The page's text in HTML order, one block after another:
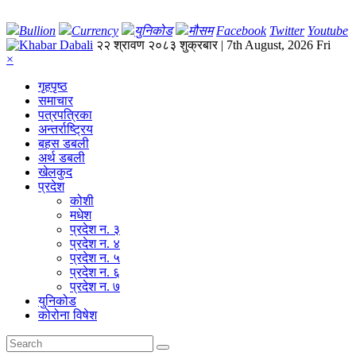
Bullion Currency युनिकोड मौसम Facebook Twitter Youtube
२२ श्रावण २०८३ शुक्रबार | 7th August, 2026 Fri
×
गृहपृष्‍ठ
समाचार
पत्रपत्रिका
अन्तर्राष्ट्रिय
बहस डबली
अर्थ डबली
खेलकुद
प्रदेश
कोशी
मधेश
प्रदेश न. ३
प्रदेश न. ४
प्रदेश न. ५
प्रदेश न. ६
प्रदेश न. ७
युनिकोड
कोरोना विषेश